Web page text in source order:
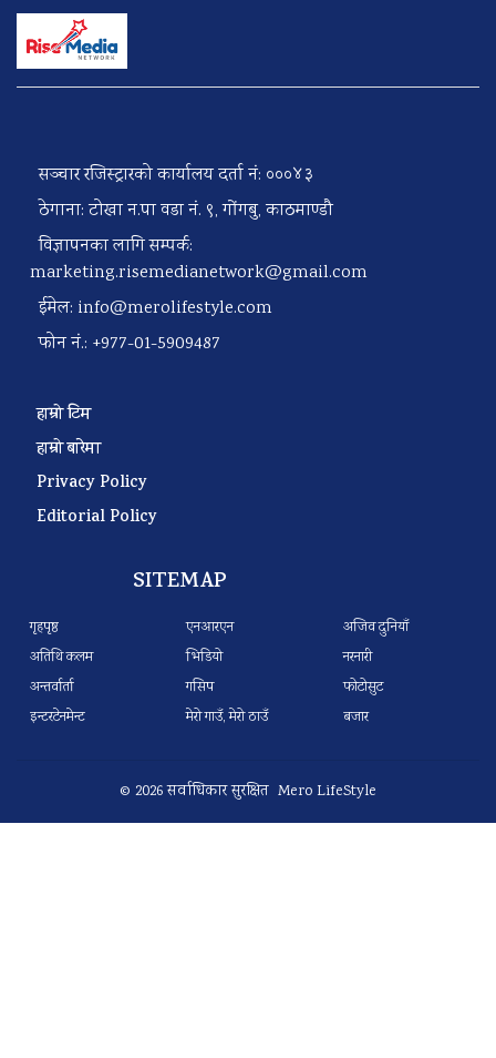
सञ्चार रजिस्ट्रारको कार्यालय दर्ता नं: ०००४३
ठेगाना: टोखा न.पा वडा नं. ९, गोंगबु, काठमाण्डौ
विज्ञापनका लागि सम्पर्क:
marketing.risemedianetwork@gmail.com
ईमेल: info@merolifestyle.com
फोन नं.: +977-01-5909487
हाम्रो टिम
हाम्रो बारेमा
Privacy Policy
Editorial Policy
SITEMAP
गृहपृष्ठ
अतिथि कलम
अन्तर्वार्ता
इन्टरटेनमेन्ट
एनआरएन
भिडियो
गसिप
मेरो गाउँ, मेरो ठाउँ
अजिव दुनियाँ
नरनारी
फोटोसुट
बजार
© 2026 सर्वाधिकार सुरक्षित Mero LifeStyle